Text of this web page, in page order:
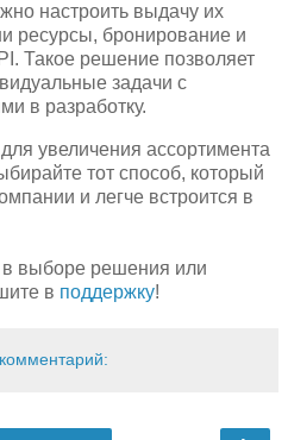
настроить выдачу их
ресурсы, бронирование и
Такое решение позволяет
задачи с
в разработку.
увеличения ассортимента
тот способ, который
и легче встроится в
выборе решения или
в поддержку!